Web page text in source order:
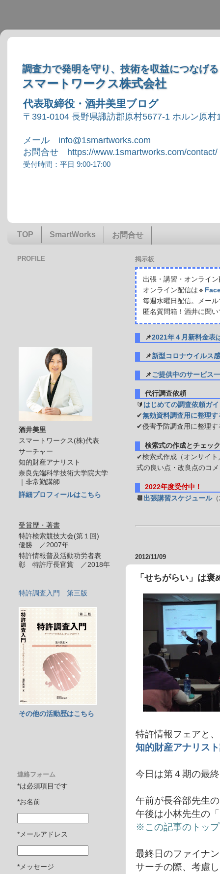
調査力で発明を守り、技術を収益につなげる
スマートワークス株式会社
代表取締役・酒井美里ブログ
〒391-0104 長野県諏訪郡原村5677-1 ホルン原村
メール info@1smartworks.com
お問合せ https://www.1smartworks.com/contact/
受付時間：平日 9:00-17:00
TOP SmartWorks お問合せ
掲示板
出張・講習・オンライ
オンライン配信は🔹
毎週水曜日配信。メー
匿名質問箱！酒井に聞
📌2021年４月新料金表
📌新型コロナウイルス
📌ご提供中のサービス
代行調査依頼
🔰 はじめての調査依頼ガ
✔無効資料調査用に整理
✔侵害予防調査用に整理す
検索式の作成とチェック
✔検索式作成（オンサイト
式の良い点・改良点のコ
2022年度受付中！
📆 出張講習スケジュール
2012/11/09
「せちがらい」は
特許情報フェアと
知的財産アナリス
今日は第４期の最
午前が長谷部先生
午後は小林先生の
※この記事のトッ
最終日のファイナ
サーチの際、考慮
PROFILE
酒井美里
スマートワークス(株)代表
サーチャー
知的財産アナリスト
奈良先端科学技術大学院大学
｜非常勤講師
詳細プロフィールはこちら
受賞歴・著書
特許検索競技大会(第１回)
優勝 ／2007年
特許情報普及活動功労者表
彰 特許庁長官賞 ／2018年
特許調査入門 第三版
その他の活動歴はこちら
連絡フォーム
*は必須項目です
*お名前
*メールアドレス
*メッセージ